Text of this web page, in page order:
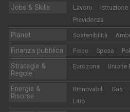
Jobs & Skills Lavoro Istruzione
Previdenza
Planet Sostenibilità
Finanza pubblica Fisco Spesa
Strategie &
Regole
Eurozona Unione
Energie &
Risorse
Rinnovabili Gas
Litio